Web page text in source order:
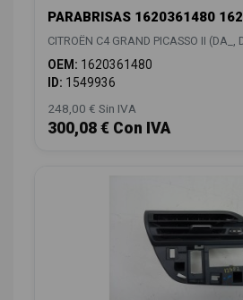
PARABRISAS 1620361480
CITROËN C4 GRAND PICASSO II (DA_,
OEM: 1620361480
ID: 1549936
248,00 € Sin IVA
300,08 € Con IVA